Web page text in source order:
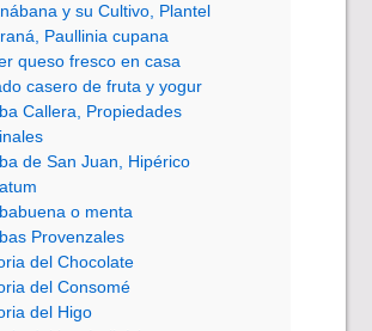
y su Cultivo, Plantel
Paullinia cupana
queso fresco en casa
casero de fruta y yogur
Callera, Propiedades
de San Juan, Hipérico
o menta
Provenzales
del Chocolate
del Consomé
del Higo